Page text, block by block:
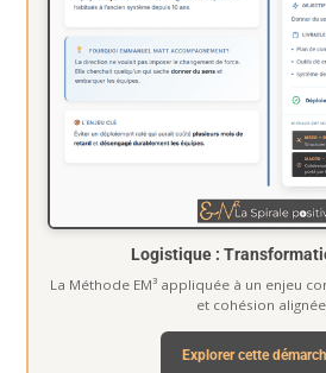
Logistique :
La Méthode EM³ appliquée à un enjeu
et cohésion
Explorer cette